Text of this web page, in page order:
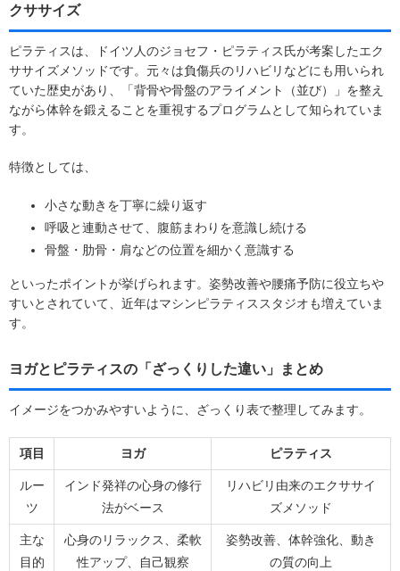
クササイズ
ピラティスは、ドイツ人のジョセフ・ピラティス氏が考案したエク
ササイズメソッドです。元々は負傷兵のリハビリなどにも用いられ
ていた歴史があり、「背骨や骨盤のアライメント（並び）」を整え
ながら体幹を鍛えることを重視するプログラムとして知られていま
す。
特徴としては、
小さな動きを丁寧に繰り返す
呼吸と連動させて、腹筋まわりを意識し続ける
骨盤・肋骨・肩などの位置を細かく意識する
といったポイントが挙げられます。姿勢改善や腰痛予防に役立ちや
すいとされていて、近年はマシンピラティススタジオも増えていま
す。
ヨガとピラティスの「ざっくりした違い」まとめ
イメージをつかみやすいように、ざっくり表で整理してみます。
項目 ヨガ ピラティス
ルー
ツ
インド発祥の心身の修行
法がベース
リハビリ由来のエクササイ
ズメソッド
主な
目的
心身のリラックス、柔軟
性アップ、自己観察
姿勢改善、体幹強化、動き
の質の向上